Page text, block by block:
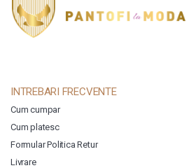
INTREBARI FRECVENTE
Cum cumpar
Cum platesc
Formular Politica Retur
Livrare